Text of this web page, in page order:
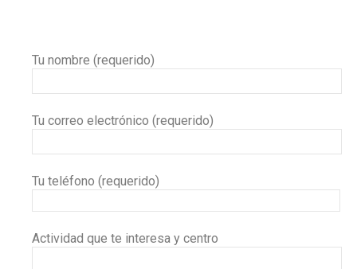
Tu nombre (requerido)
Tu correo electrónico (requerido)
Tu teléfono (requerido)
Actividad que te interesa y centro